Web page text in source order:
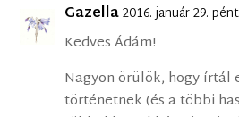
Gazella2016. január 29.
Kedves Ádám!
Nagyon örülök, hogy írtál
történetnek (és a többi